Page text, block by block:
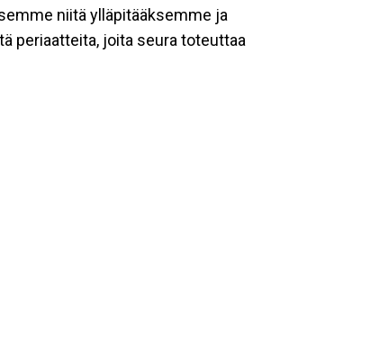
niitä ylläpitääksemme ja
periaatteita, joita seura toteuttaa